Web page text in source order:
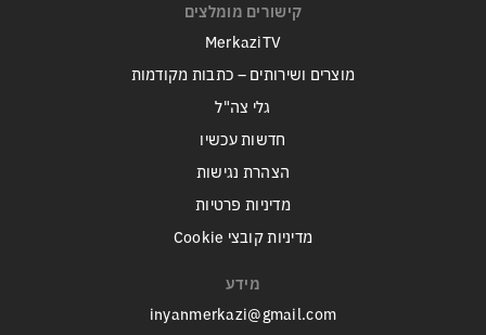
קישורים מומלצים
MerkaziTV
מוצרים ושירותים – כתבות מקודמות
גלי צה"ל
חדשות עכשיו
הצהרת נגישות
מדיניות פרטיות
מדיניות קובצי Cookie
מידע
inyanmerkazi@gmail.com